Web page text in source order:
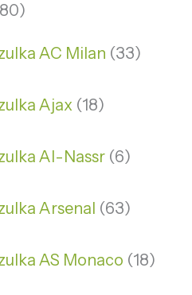
AC Milan 33
Ajax 18
Al-Nassr 6
Arsenal 63
AS Monaco 18